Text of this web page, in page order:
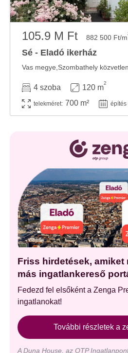
105.9 M Ft 882 500 Ft/m
Sé - Eladó ikerház
4 szoba 120 m
2
telekméret: 700 m² építés
Friss hirdetések, amiket
más ingatlankereső
Fedezd fel elsőként a Zenga
ingatlanokat!
További részletek a
A Duna House, az OTP